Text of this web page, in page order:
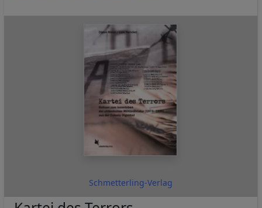
Schmetterling-Verlag